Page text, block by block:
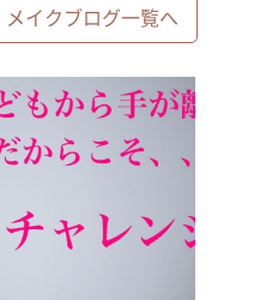
メイクブログ一覧へ